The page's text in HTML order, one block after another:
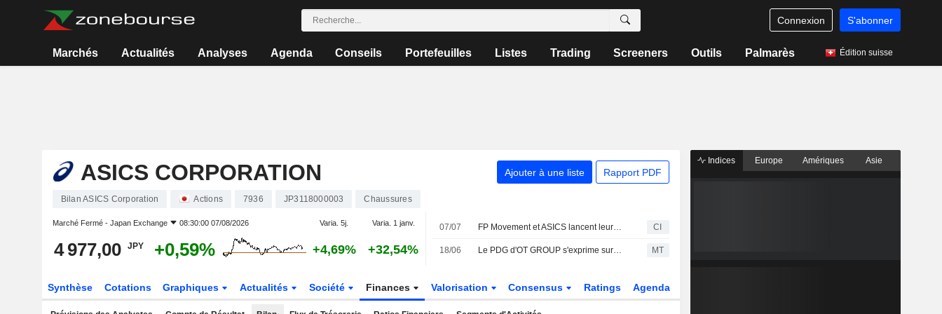
Connexion S'abonner
Marchés Actualités Analyses Agenda Conseils Portefeuilles Listes Trading Screeners Outils Palmarès Édition suisse
ASICS CORPORATION Ajouter à une liste Rapport PDF
Bilan ASICS Corporation Actions 7936 JP3118000003 Chaussures
Marché Fermé - Japan Exchange 08:30:00 07/08/2026 Varia. 5j. Varia. 1 janv.
4 977,00 JPY +0,59% +4,69% +32,54%
07/07 FP Movement et ASICS lancent leur toute première collaboration dans la chaussure CI
18/06 Le PDG d'OT GROUP s'exprime sur la scission d'Onitsuka Tiger et d'Asics MT
Synthèse Cotations Graphiques Actualités Société Finances Valorisation Consensus Ratings Agenda
Indices Europe Amériques Asie